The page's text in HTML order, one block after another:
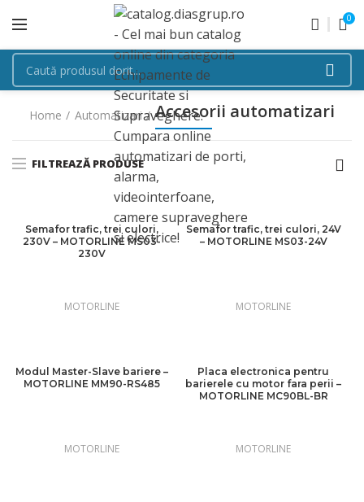
0
Home Automatizari Accesorii automatizari
FILTREAZĂ PRODUSE
Semafor trafic, trei culori,
230V – MOTORLINE MS03-
230V
MOTORLINE
Semafor trafic, trei culori, 24V
– MOTORLINE MS03-24V
MOTORLINE
Modul Master-Slave bariere –
MOTORLINE MM90-RS485
MOTORLINE
Placa electronica pentru
barierele cu motor fara perii –
MOTORLINE MC90BL-BR
MOTORLINE